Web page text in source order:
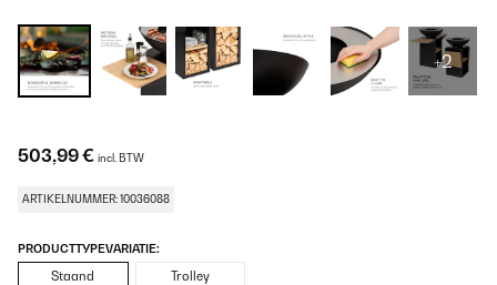
+2
503,99 € incl. BTW
ARTIKELNUMMER: 10036088
PRODUCTTYPEVARIATIE:
Staand Trolley